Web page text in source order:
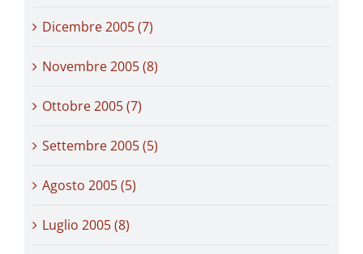
Dicembre 2005 (7)
Novembre 2005 (8)
Ottobre 2005 (7)
Settembre 2005 (5)
Agosto 2005 (5)
Luglio 2005 (8)